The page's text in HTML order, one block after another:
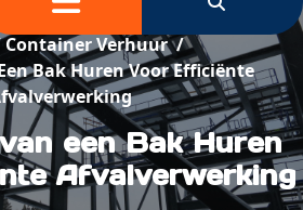
Container Verhuur/
Bak Huren Voor Efficiënte
een Bak Huren
Afvalverwerking